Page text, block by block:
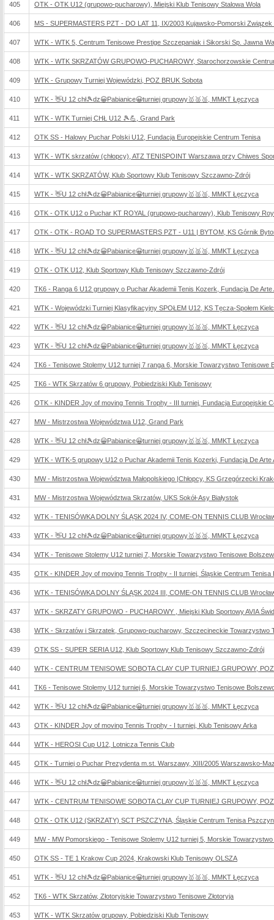
405 OTK - OTK U12 (grupowo-pucharowy), Miejski Klub Tenisowy Stalowa Wola
406 MS - SUPERMASTERS PZT - DO LAT 11, IX/2003 Kujawsko-Pomorski
407 WTK - WTK 5, Centrum Tenisowe Prestige Szczepaniak i Sikorski Sp. Jawna
408 WTK - WTK SKRZATÓW GRUPOWO-PUCHAROWY, Starochorzowskie
409 WTK - Grupowy Turniej Wojewódzki, POZ BRUK Sobota
410 WTK - 👋U 12 chł🎾dz😀Pabianice😀turniej grupowy🥇🥈🥉, MMKT Łęczyca
411 WTK - WTK Turniej CHŁ U12 🎾💪, Grand Park
412 OTK SS - Halowy Puchar Polski U12, Fundacja Europejskie Centrum Tenisa
413 WTK - WTK skrzatów (chłopcy), ATZ TENISPOINT Warszawa przy Chiwes
414 WTK - WTK SKRZATÓW, Klub Sportowy Klub Tenisowy Szczawno-Zdrój
415 WTK - 👋U 12 chł🎾dz😀Pabianice😀turniej grupowy🥇🥈🥉, MMKT Łęczyca
416 OTK - OTK U12 o Puchar KT ROYAL (grupowo-pucharowy), Klub Tenisowy
417 OTK - OTK - ROAD TO SUPERMASTERS PZT - U11 | BYTOM, KS Górnik
418 WTK - 👋U 12 chł🎾dz😀Pabianice😀turniej grupowy🥇🥈🥉, MMKT Łęczyca
419 OTK - OTK U12, Klub Sportowy Klub Tenisowy Szczawno-Zdrój
420 TK6 - Ranga 6 U12 grupowy o Puchar Akademii Tenis Kozerk, Fundacja De
421 WTK - Wojewódzki Turniej Klasyfikacyjny SPOŁEM U12, KS Tęcza-Społem
422 WTK - 👋U 12 chł🎾dz😀Pabianice😀turniej grupowy🥇🥈🥉, MMKT Łęczyca
423 WTK - 👋U 12 chł🎾dz😀Pabianice😀turniej grupowy🥇🥈🥉, MMKT Łęczyca
424 TK6 - Tenisowe Stolemy U12 turniej 7 ranga 6, Morskie Towarzystwo Tenisowe
425 TK6 - WTK Skrzatów 6 grupowy, Pobiedziski Klub Tenisowy
426 OTK - KINDER Joy of moving Tennis Trophy - III turniej, Fundacja Europejskie
427 MW - Mistrzostwa Województwa U12, Grand Park
428 WTK - 👋U 12 chł🎾dz😀Pabianice😀turniej grupowy🥇🥈🥉, MMKT Łęczyca
429 WTK - WTK-5 grupowy U12 o Puchar Akademii Tenis Kozerki, Fundacja De Arte
430 MW - Mistrzostwa Województwa Małopolskiego |Chłopcy, KS Grzegórzecki
431 MW - Mistrzostwa Województwa Skrzatów, UKS Sokół-Asy Białystok
432 WTK - TENISÓWKA DOLNY ŚLĄSK 2024 IV, COME-ON TENNIS CLUB
433 WTK - 👋U 12 chł🎾dz😀Pabianice😀turniej grupowy🥇🥈🥉, MMKT Łęczyca
434 WTK - Tenisowe Stolemy U12 turniej 7, Morskie Towarzystwo Tenisowe
435 OTK - KINDER Joy of moving Tennis Trophy - II turniej, Śląskie Centrum Tenisa
436 WTK - TENISÓWKA DOLNY ŚLĄSK 2024 III, COME-ON TENNIS CLUB
437 WTK - SKRZATY GRUPOWO - PUCHAROWY , Miejski Klub Sportowy AVIA
438 WTK - Skrzatów i Skrzatek, Grupowo-pucharowy, Szczecineckie Towarzystwo
439 OTK SS - SUPER SERIA U12, Klub Sportowy Klub Tenisowy Szczawno-Zdrój
440 WTK - CENTRUM TENISOWE SOBOTA CLAY CUP TURNIEJ GRUPOWY,
441 TK6 - Tenisowe Stolemy U12 turniej 6, Morskie Towarzystwo Tenisowe
442 WTK - 👋U 12 chł🎾dz😀Pabianice😀turniej grupowy🥇🥈🥉, MMKT Łęczyca
443 OTK - KINDER Joy of moving Tennis Trophy - I turniej, Klub Tenisowy Arka
444 WTK - HEROSI Cup U12, Lotnicza Tennis Club
445 OTK - Turniej o Puchar Prezydenta m.st. Warszawy, XIII/2005 Warszawsko-
446 WTK - 👋U 12 chł🎾dz😀Pabianice😀turniej grupowy🥇🥈🥉, MMKT Łęczyca
447 WTK - CENTRUM TENISOWE SOBOTA CLAY CUP TURNIEJ GRUPOWY,
448 OTK - OTK U12 (SKRZATY) SCT PSZCZYNA, Śląskie Centrum Tenisa
449 MW - MW Pomorskiego - Tenisowe Stolemy U12 turniej 5, Morskie
450 OTK SS - TE 1 Krakow Cup 2024, Krakowski Klub Tenisowy OLSZA
451 WTK - 👋U 12 chł🎾dz😀Pabianice😀turniej grupowy🥇🥈🥉, MMKT Łęczyca
452 TK6 - WTK Skrzatów, Złotoryjskie Towarzystwo Tenisowe Złotoryja
453 WTK - WTK Skrzatów grupowy, Pobiedziski Klub Tenisowy